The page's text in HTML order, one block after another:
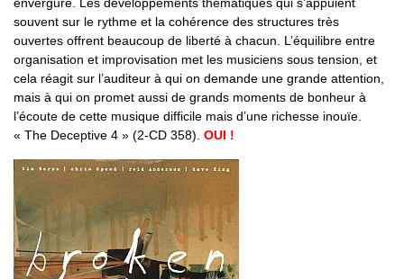
souvent sur le rythme et la cohérence des structures très
ouvertes offrent beaucoup de liberté à chacun. L’équilibre entre
organisation et improvisation met les musiciens sous tension, et
cela réagit sur l’auditeur à qui on demande une grande attention,
mais à qui on promet aussi de grands moments de bonheur à
l’écoute de cette musique difficile mais d’une richesse inouïe.
« The Deceptive 4 » (2-CD 358). OUI !